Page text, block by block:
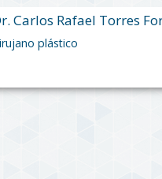
Carlos Rafael Torres
plástico